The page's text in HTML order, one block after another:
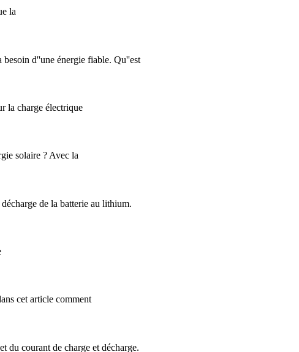
la
d''une énergie fiable. Qu''est
la charge électrique
solaire ? Avec la
de la batterie au lithium.
cet article comment
du courant de charge et décharge.